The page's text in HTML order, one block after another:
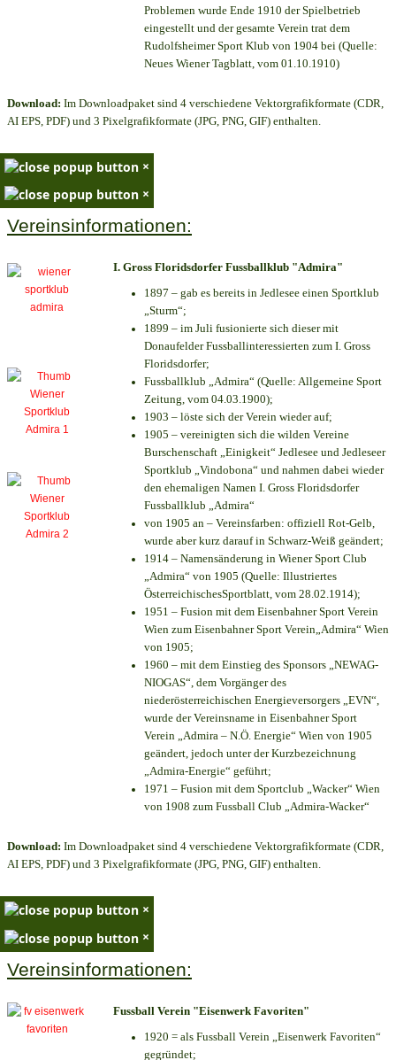
Problemen wurde Ende 1910 der Spielbetrieb
eingestellt und der gesamte Verein trat dem
Rudolfsheimer Sport Klub von 1904 bei (Quelle:
Neues Wiener Tagblatt, vom 01.10.1910)
Download: Im Downloadpaket sind 4 verschiedene Vektorgrafikformate (CDR,
AI EPS, PDF) und 3 Pixelgrafikformate (JPG, PNG, GIF) enthalten.
×
×
Vereinsinformationen:
I. Gross Floridsdorfer Fussballklub "Admira"
1897 – gab es bereits in Jedlesee einen Sportklub
„Sturm“;
1899 – im Juli fusionierte sich dieser mit
Donaufelder Fussballinteressierten zum I. Gross
Floridsdorfer;
Fussballklub „Admira“ (Quelle: Allgemeine Sport
Zeitung, vom 04.03.1900);
1903 – löste sich der Verein wieder auf;
1905 – vereinigten sich die wilden Vereine
Burschenschaft „Einigkeit“ Jedlesee und Jedleseer
Sportklub „Vindobona“ und nahmen dabei wieder
den ehemaligen Namen I. Gross Floridsdorfer
Fussballklub „Admira“
von 1905 an – Vereinsfarben: offiziell Rot-Gelb,
wurde aber kurz darauf in Schwarz-Weiß geändert;
1914 – Namensänderung in Wiener Sport Club
„Admira“ von 1905 (Quelle: Illustriertes
ÖsterreichischesSportblatt, vom 28.02.1914);
1951 – Fusion mit dem Eisenbahner Sport Verein
Wien zum Eisenbahner Sport Verein„Admira“ Wien
von 1905;
1960 – mit dem Einstieg des Sponsors „NEWAG-
NIOGAS“, dem Vorgänger des
niederösterreichischen Energieversorgers „EVN“,
wurde der Vereinsname in Eisenbahner Sport
Verein „Admira – N.Ö. Energie“ Wien von 1905
geändert, jedoch unter der Kurzbezeichnung
„Admira-Energie“ geführt;
1971 – Fusion mit dem Sportclub „Wacker“ Wien
von 1908 zum Fussball Club „Admira-Wacker“
Download: Im Downloadpaket sind 4 verschiedene Vektorgrafikformate (CDR,
AI EPS, PDF) und 3 Pixelgrafikformate (JPG, PNG, GIF) enthalten.
×
×
Vereinsinformationen:
Fussball Verein "Eisenwerk Favoriten"
1920 = als Fussball Verein „Eisenwerk Favoriten“
gegründet;